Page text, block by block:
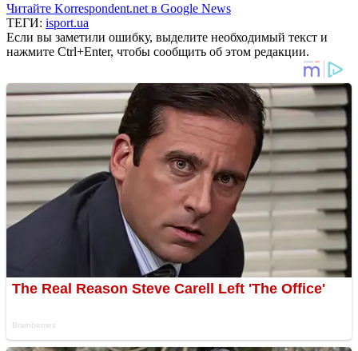
Читайте Korrespondent.net в Google News
ТЕГИ: isport.ua
Если вы заметили ошибку, выделите необходимый текст и
нажмите Ctrl+Enter, чтобы сообщить об этом редакции.